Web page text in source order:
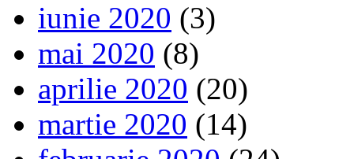
iunie 2020 (3)
mai 2020 (8)
aprilie 2020 (20)
martie 2020 (14)